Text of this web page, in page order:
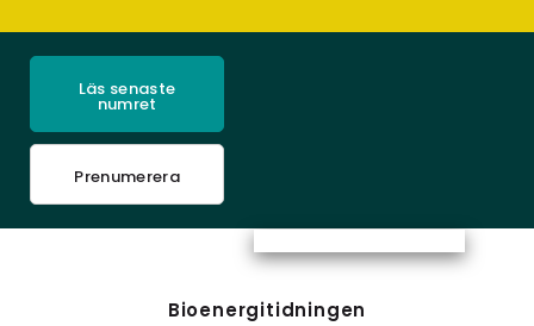
Läs senaste
numret
Prenumerera
Bioenergitidningen